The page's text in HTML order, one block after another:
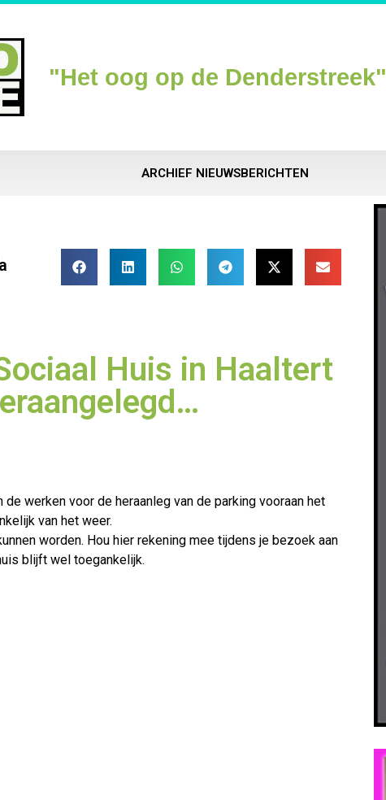
"Het oog op de Denderstreek"
ARCHIEF NIEUWSBERICHTEN
Huis in Haaltert
werken voor de heraanleg van de parking vooraan het
van het weer.
worden. Hou hier rekening mee tijdens je bezoek aan
blijft wel toegankelijk.